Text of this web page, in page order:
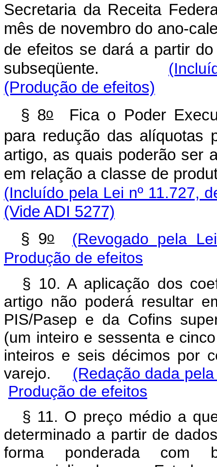
Secretaria da Receita
mês de novembro do ano-
de efeitos se dará a partir
subseqüente.
(Produção de efeitos)
§ 8oFica o Poder
para redução das alíquotas
artigo, as quais poderão ser
em relação a classe de
(Incluído pela Lei nº 11.727,
(Vide ADI 5277)
§ 9o
(Revogado pela
Produção de efeitos
§ 10. A aplicação dos
artigo não poderá resultar
PIS/Pasep e da Cofins
(um inteiro e sessenta e
inteiros e seis décimos por
varejo. (Redação dada
Produção de efeitos
§ 11. O preço médio a
determinado a partir de
forma ponderada com